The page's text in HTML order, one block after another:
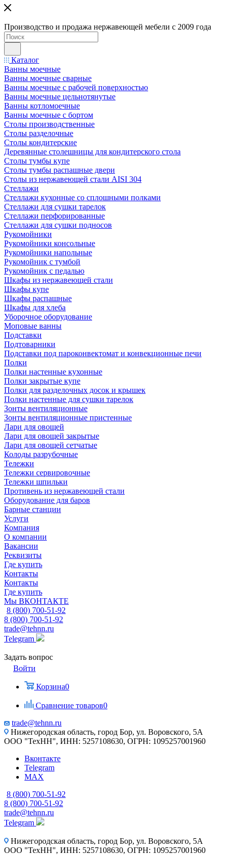
Производство и продажа нержавеющей мебели с 2009 года
Каталог
Ванны моечные
Ванны моечные сварные
Ванны моечные с рабочей поверхностью
Ванны моечные цельнотянутые
Ванны котломоечные
Ванны моечные с бортом
Столы производственные
Столы разделочные
Столы кондитерские
Деревянные столешницы для кондитерского стола
Столы тумбы купе
Столы тумбы распашные двери
Столы из нержавеющей стали AISI 304
Стеллажи
Стеллажи кухонные со сплошными полками
Стеллажи для сушки тарелок
Стеллажи перфорированные
Стеллажи для сушки подносов
Рукомойники
Рукомойники консольные
Рукомойники напольные
Рукомойник с тумбой
Рукомойник с педалью
Шкафы из нержавеющей стали
Шкафы купе
Шкафы распашные
Шкафы для хлеба
Уборочное оборудование
Моповые ванны
Подставки
Подтоварники
Подставки под пароконвектомат и конвекционные печи
Полки
Полки настенные кухонные
Полки закрытые купе
Полки для разделочных досок и крышек
Полки настенные для сушки тарелок
Зонты вентиляционные
Зонты вентиляционные пристенные
Лари для овощей
Лари для овощей закрытые
Лари для овощей сетчатые
Колоды разрубочные
Тележки
Тележки сервировочные
Тележки шпильки
Противень из нержавеющей стали
Оборудование для баров
Барные станции
Услуги
Компания
О компании
Вакансии
Реквизиты
Где купить
Контакты
Контакты
Где купить
Мы ВКОНТАКТЕ
8 (800) 700-51-92
8 (800) 700-51-92
trade@tehnn.ru
Telegram
Задать вопрос
Войти
Корзина0
Сравнение товаров0
trade@tehnn.ru
Нижегородская область, город Бор, ул. Воровского, 5А
ООО "ТехНН", ИНН: 5257108630, ОГРН: 1095257001960
Вконтакте
Telegram
MAX
8 (800) 700-51-92
8 (800) 700-51-92
trade@tehnn.ru
Telegram
Нижегородская область, город Бор, ул. Воровского, 5А
ООО "ТехНН", ИНН: 5257108630, ОГРН: 1095257001960